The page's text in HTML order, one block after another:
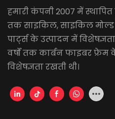
हमारी कंपनी 2007 में स्थापित
तक साइकिल, साइकिल
पार्ट्स के उत्पादन में
वर्षों तक कार्बन फाइबर फ्रेम
विशेषज्ञता रखती थी।